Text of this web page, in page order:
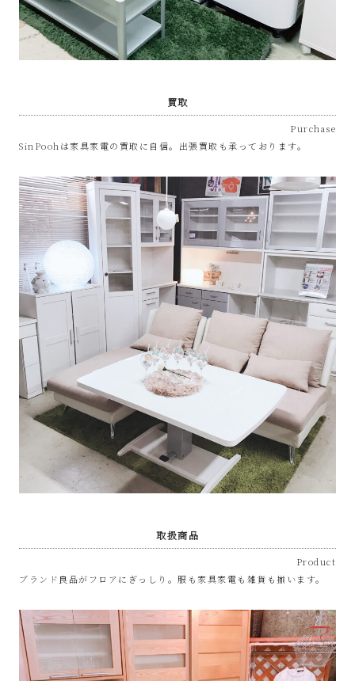
プ
買取
Purchase
SinPoohは家具家電の買取に自信。出張買取も承っております。
取扱商品
Product
ブランド良品がフロアにぎっしり。服も家具家電も雑貨も揃います。